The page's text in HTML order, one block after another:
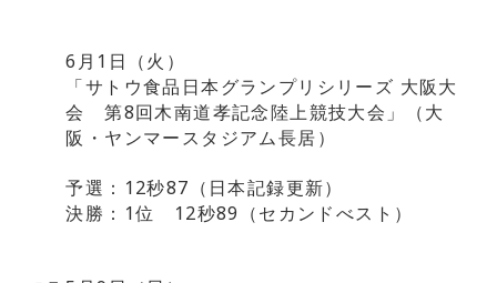
6月1日（火）
「サトウ食品日本グランプリシリーズ 大阪大
会 第8回木南道孝記念陸上競技大会」（大
阪・ヤンマースタジアム長居）
予選：12秒87（ 日本記録更新）
決勝：1位 12秒89（セカンドべスト）